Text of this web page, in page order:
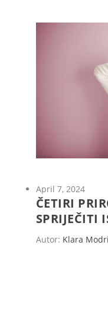
April 7, 2024
ČETIRI
SPRIJEČITI
Autor: Klara